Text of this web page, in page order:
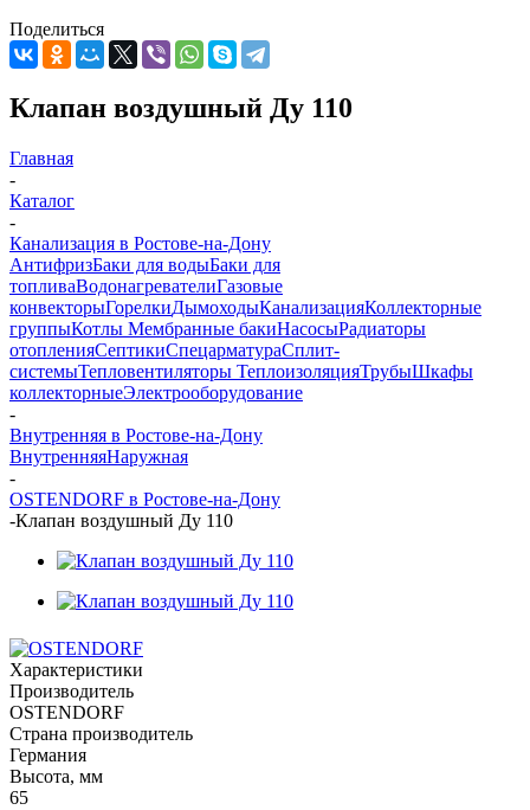
Поделиться
Клапан воздушный Ду 110
Главная
-
Каталог
-
Канализация в Ростове-на-Дону
АнтифризБаки для водыБаки для
топливаВодонагревателиГазовые
конвекторыГорелкиДымоходыКанализацияКоллекторные
группыКотлы Мембранные бакиНасосыРадиаторы
отопленияСептикиСпецарматураСплит-
системыТепловентиляторы ТеплоизоляцияТрубыШкафы
коллекторныеЭлектрооборудование
-
Внутренняя в Ростове-на-Дону
ВнутренняяНаружная
-
OSTENDORF в Ростове-на-Дону
-Клапан воздушный Ду 110
Характеристики
Производитель
OSTENDORF
Страна производитель
Германия
Высота, мм
65